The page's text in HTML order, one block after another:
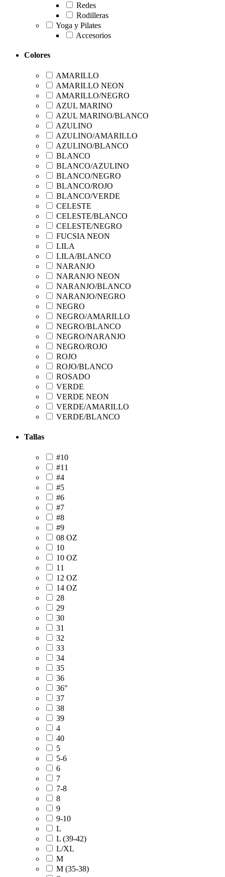
Redes
Rodilleras
Yoga y Pilates
Accesorios
Colores
AMARILLO
AMARILLO NEON
AMARILLO/NEGRO
AZUL MARINO
AZUL MARINO/BLANCO
AZULINO
AZULINO/AMARILLO
AZULINO/BLANCO
BLANCO
BLANCO/AZULINO
BLANCO/NEGRO
BLANCO/ROJO
BLANCO/VERDE
CELESTE
CELESTE/BLANCO
CELESTE/NEGRO
FUCSIA NEON
LILA
LILA/BLANCO
NARANJO
NARANJO NEON
NARANJO/BLANCO
NARANJO/NEGRO
NEGRO
NEGRO/AMARILLO
NEGRO/BLANCO
NEGRO/NARANJO
NEGRO/ROJO
ROJO
ROJO/BLANCO
ROSADO
VERDE
VERDE NEON
VERDE/AMARILLO
VERDE/BLANCO
Tallas
#10
#11
#4
#5
#6
#7
#8
#9
08 OZ
10
10 OZ
11
12 OZ
14 OZ
28
29
30
31
32
33
34
35
36
36"
37
38
39
4
40
5
5-6
6
7
7-8
8
9
9-10
L
L (39-42)
L/XL
M
M (35-38)